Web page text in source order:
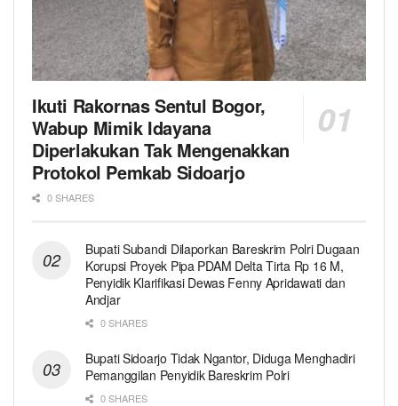
Ikuti Rakornas Sentul Bogor,
Wabup Mimik Idayana
Diperlakukan Tak Mengenakkan
Protokol Pemkab Sidoarjo
0 SHARES
Bupati Subandi Dilaporkan Bareskrim Polri Dugaan
Korupsi Proyek Pipa PDAM Delta Tirta Rp 16 M,
Penyidik Klarifikasi Dewas Fenny Apridawati dan
Andjar
0 SHARES
Bupati Sidoarjo Tidak Ngantor, Diduga Menghadiri
Pemanggilan Penyidik Bareskrim Polri
0 SHARES